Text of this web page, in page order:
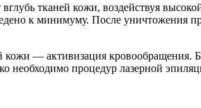
тканей кожи, воздействуя
к минимуму. После уничтожения
— активизация кровообращения.
необходимо процедур лазерной